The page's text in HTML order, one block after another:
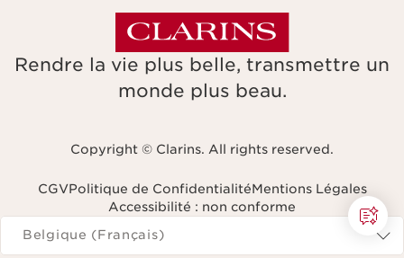
Rendre la vie plus belle, transmettre un
monde plus beau.
Copyright © Clarins. All rights reserved.
CGVPolitique de ConfidentialitéMentions Légales
Accessibilité : non conforme
Naviguer vers
Belgique (Français)